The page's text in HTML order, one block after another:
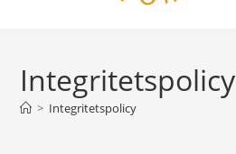
Integritetspolicy
> Integritetspolicy